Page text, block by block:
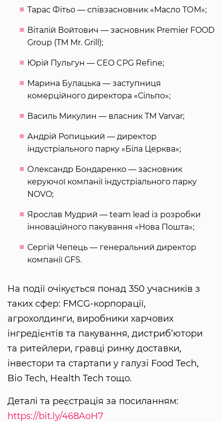
Тарас Фітьо — співзасновник «Масло ТОМ»;
Віталій Войтович — засновник Premier FOOD
Group (ТМ Mr. Grill);
Юрій Пульгун — CEO CPG Refine;
Марина Булацька — заступниця
комерційного директора «Сільпо»;
Василь Микулин — власник ТМ Varvar;
Андрій Ропицький — директор
індустріального парку «Біла Церква»;
Олександр Бондаренко — засновник
керуючої компанії індустріального парку
NOVO;
Ярослав Мудрий — team lead із розробки
інноваційного пакування «Нова Пошта»;
Сергій Чепець — генеральний директор
компанії GFS.
На події очікується понад 350 учасників з
таких сфер: FMCG-корпорації,
агрохолдинги, виробники харчових
інгредієнтів та пакування, дистриб’ютори
та ритейлери, гравці ринку доставки,
інвестори та стартапи у галузі Food Tech,
Bio Tech, Health Tech тощо.
Деталі та реєстрація за посиланням:
https://bit.ly/468AoH7